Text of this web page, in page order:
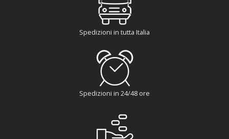
Spedizioni in tutta Italia
Spedizioni in 24/48 ore